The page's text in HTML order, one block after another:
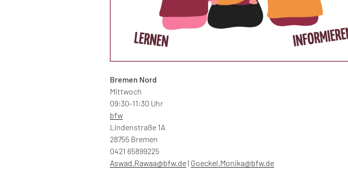
Bremen Nord
Mittwoch
09:30-11:30 Uhr
bfw
Lindenstraße 1A
28755 Bremen
0421 65899225
Aswad.Rawaa@bfw.de| Goeckel.Monika@bfw.de